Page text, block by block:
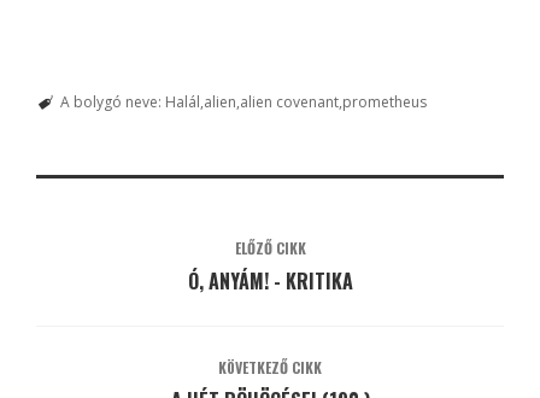
A bolygó neve: Halál alien alien covenant prometheus
ELŐZŐ CIKK
Ó, ANYÁM! - KRITIKA
KÖVETKEZŐ CIKK